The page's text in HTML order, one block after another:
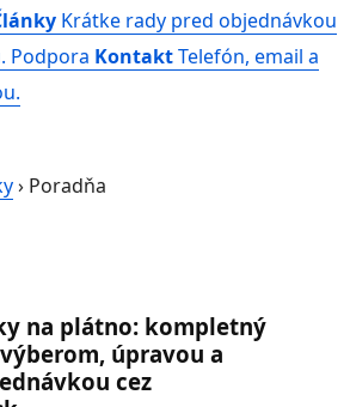
Krátke rady pred objednávkou
Podpora KontaktTelefón, email a
› Poradňa
na plátno: kompletný
úpravou a
cez